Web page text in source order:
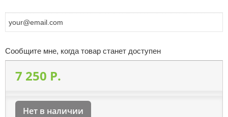
Сообщите мне, когда товар станет доступен
7 250 P.
Нет в наличии